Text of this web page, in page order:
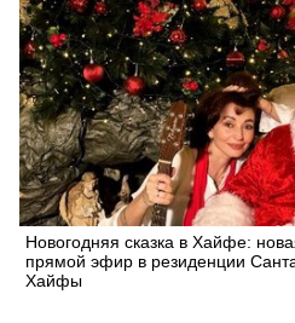
Новогодняя сказка в Хайфе:
прямой эфир в резиденции
Хайфы